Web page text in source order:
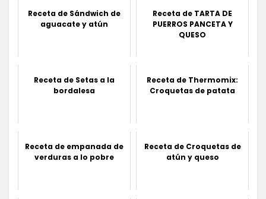
Receta de Sándwich de
aguacate y atún
Receta de TARTA DE
PUERROS PANCETA Y
QUESO
Receta de Setas a la
bordalesa
Receta de Thermomix:
Croquetas de patata
Receta de empanada de
verduras a lo pobre
Receta de Croquetas de
atún y queso